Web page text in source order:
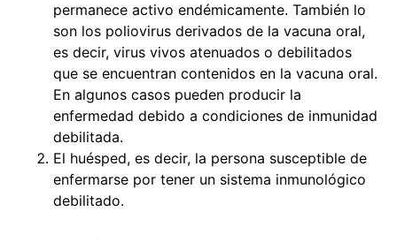
permanece activo endémicamente. También lo
son los poliovirus derivados de la vacuna oral,
es decir, virus vivos atenuados o debilitados
que se encuentran contenidos en la vacuna oral.
En algunos casos pueden producir la
enfermedad debido a condiciones de inmunidad
debilitada.
El huésped, es decir, la persona susceptible de
enfermarse por tener un sistema inmunológico
debilitado.